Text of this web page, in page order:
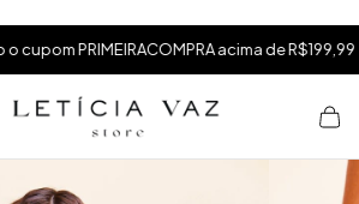
PRIMEIRACOMPRA acima de R$199,99 .